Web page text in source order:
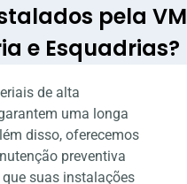
pela VM
e Esquadrias?
de alta
uma longa
disso, oferecemos
preventiva
suas instalações